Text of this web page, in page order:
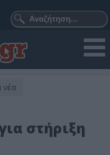
νέα
στήριξη